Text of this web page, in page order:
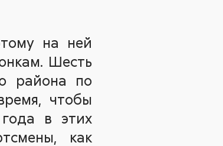
на ней
Шесть
района по
чтобы
в этих
как